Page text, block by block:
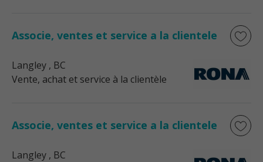
Associe, ventes et service a la clientele
Langley , BC
Vente, achat et service à la clientèle
Associe, ventes et service a la clientele
Langley , BC